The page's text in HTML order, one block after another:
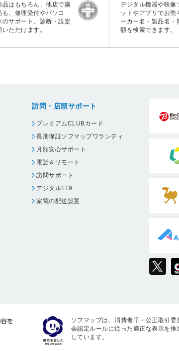
品はもちろん、他店で購
も、修理受付やパソコ
のサポート、診断・設定
ただけます。
デジタル機器や映像
ットやアプリでお売
ーカー名・製品名・
額を検索できます。
訪問・店頭サポート
プレミアムCLUBカード
長期保証ソフマップワランティ
月額安心サポート
電話＆リモート
訪問サポート
デジタル119
家電の配送設置
ソフマップは、消費者庁・公正取引委
会認定ルールに従った適正な表示を推
しています。